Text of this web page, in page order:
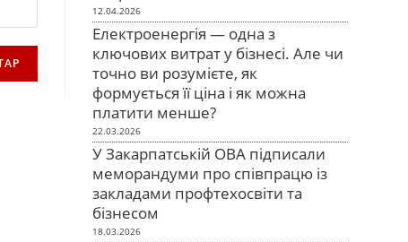
12.04.2026
Електроенергія — одна з
ключових витрат у бізнесі. Але чи
точно ви розумієте, як
формується її ціна і як можна
платити менше?
22.03.2026
У Закарпатській ОВА підписали
меморандуми про співпрацю із
закладами профтехосвіти та
бізнесом
18.03.2026